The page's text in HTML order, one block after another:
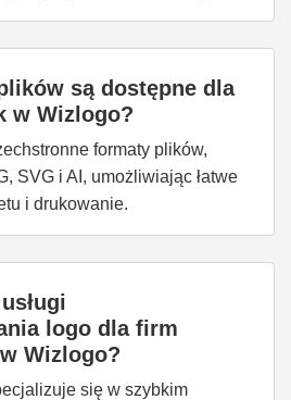
są dostępne dla
w Wizlogo?
formaty plików,
SVG i AI, umożliwiając łatwe
i drukowanie.
logo dla firm
Wizlogo?
się w szybkim